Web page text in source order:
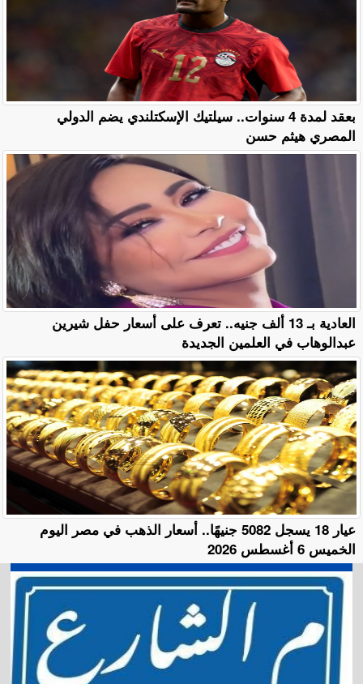
بعقد لمدة 4 سنوات.. سيلتيك الإسكتلندي يضم الدولي
المصري هيثم حسن
العادية بـ 13 ألف جنيه.. تعرف على أسعار حفل شيرين
عبدالوهاب في العلمين الجديدة
عيار 18 يسجل 5082 جنيهًا.. أسعار الذهب في مصر اليوم
الخميس 6 أغسطس 2026